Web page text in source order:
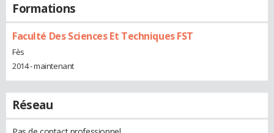
Formations
Faculté Des Sciences Et Techniques FST
Fès
2014 - maintenant
Réseau